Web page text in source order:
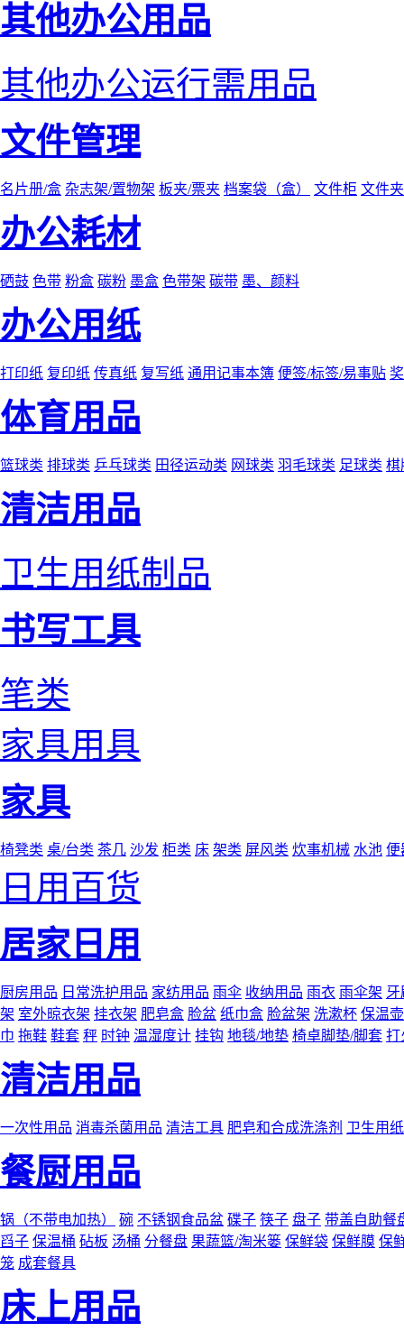
其他办公用品
其他办公运行需用品
文件管理
名片册/盒 杂志架/置物架 板夹/票夹 档案袋（盒） 文件柜 文件
办公耗材
硒鼓 色带 粉盒 碳粉 墨盒 色带架 碳带 墨、颜料
办公用纸
打印纸 复印纸 传真纸 复写纸 通用记事本簿 便签/标签/易事贴
体育用品
篮球类 排球类 乒乓球类 田径运动类 网球类 羽毛球类 足球类 棋
清洁用品
卫生用纸制品
书写工具
笔类
家具用具
家具
椅凳类 桌/台类 茶几 沙发 柜类 床 架类 屏风类 炊事机械 水池 便
日用百货
居家日用
厨房用品 日常洗护用品 家纺用品 雨伞 收纳用品 雨衣 雨伞架 牙
架 室外晾衣架 挂衣架 肥皂盒 脸盆 纸巾盒 脸盆架 洗漱杯 保温
巾 拖鞋 鞋套 秤 时钟 温湿度计 挂钩 地毯/地垫 椅卓脚垫/脚套 打
清洁用品
一次性用品 消毒杀菌用品 清洁工具 肥皂和合成洗涤剂 卫生用
餐厨用品
锅（不带电加热） 碗 不锈钢食品盆 碟子 筷子 盘子 带盖自助餐
舀子 保温桶 砧板 汤桶 分餐盘 果蔬篮/淘米篓 保鲜袋 保鲜膜 保
笼 成套餐具
床上用品